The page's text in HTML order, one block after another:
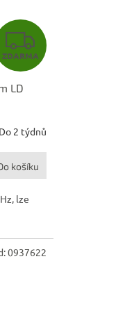
Z
D
R
M
A
ZDARMA
LD
Do 2 týdnů
košíku
lze
0937622